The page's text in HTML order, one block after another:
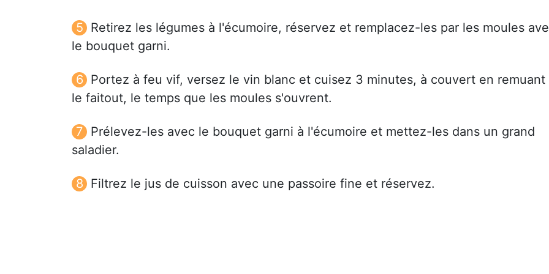
Retirez les légumes à l'écumoire, réservez et remplacez-les par les moules
le bouquet garni.
Portez à feu vif, versez le vin blanc et cuisez 3 minutes, à couvert en remuant
le faitout, le temps que les moules s'ouvrent.
Prélevez-les avec le bouquet garni à l'écumoire et mettez-les dans un grand
saladier.
Filtrez le jus de cuisson avec une passoire fine et réservez.